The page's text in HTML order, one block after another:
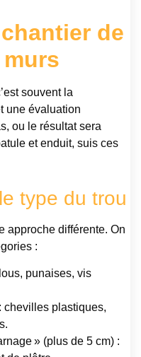
de
souvent la
une évaluation
ou le résultat sera
et enduit, suis ces
type du trou
approche différente. On
:
punaises, vis
chevilles plastiques,
» (plus de 5 cm) :